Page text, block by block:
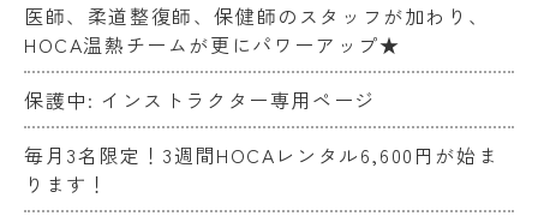
医師、柔道整復師、保健師のスタッフが加わり、
HOCA温熱チームが更にパワーアップ★
保護中: インストラクター専用ページ
毎月3名限定！3週間HOCAレンタル6,600円が始ま
ります！